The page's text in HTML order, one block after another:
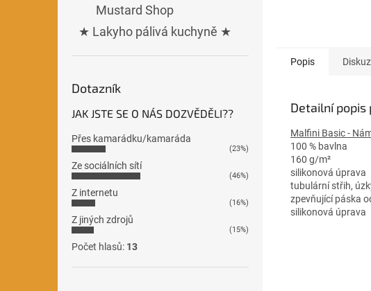
Mustard Shop
★ Lakyho pálivá kuchyně ★
Dotazník
JAK JSTE SE O NÁS DOZVĚDĚLI??
Přes kamarádku/kamaráda
(23%)
Ze sociálních sítí
(46%)
Z internetu
(16%)
Z jiných zdrojů
(15%)
Počet hlasů: 13
Popis
Detailní popis
Malfini Basic -
100 % bavlna
160 g/m²
silikonová úprava
tubulární střih,
zpevňující páska
silikonová úprava